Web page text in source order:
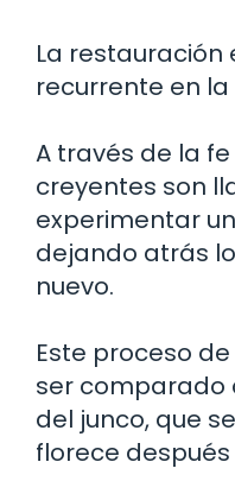
La restauración
recurrente en la
A través de la
creyentes son
experimentar
dejando atrás
nuevo.
Este proceso
ser comparado
del junco, que
florece